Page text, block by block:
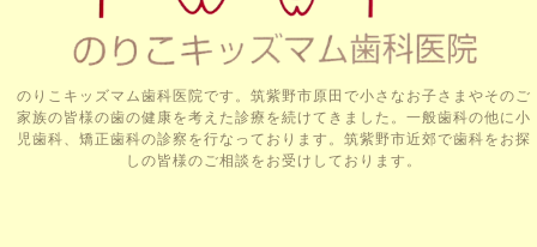
のりこキッズマム歯科医院です。筑紫野市原田で小さなお子さまやそのご
家族の皆様の歯の健康を考えた診療を続けてきました。一般歯科の他に小
児歯科、矯正歯科の診察を行なっております。筑紫野市近郊で歯科をお探
しの皆様のご相談をお受けしております。